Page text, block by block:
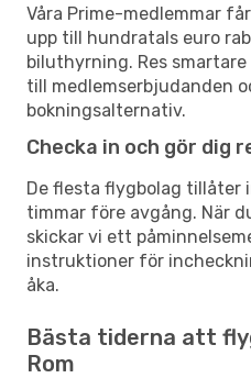
Våra Prime-medlemmar
upp till hundratals euro
biluthyrning. Res
till medlemserbjudanden
bokningsalternativ.
Checka in och gör dig
De flesta flygbolag tillåter
timmar före avgång. När
skickar vi ett
instruktioner för
åka.
Bästa tiderna att
Rom